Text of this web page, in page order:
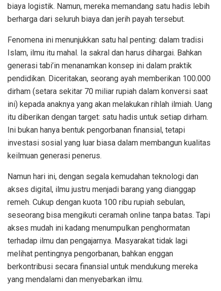
biaya logistik. Namun, mereka memandang satu hadis lebih
berharga dari seluruh biaya dan jerih payah tersebut.
Fenomena ini menunjukkan satu hal penting: dalam tradisi
Islam, ilmu itu mahal. Ia sakral dan harus dihargai. Bahkan
generasi tabi’in menanamkan konsep ini dalam praktik
pendidikan. Diceritakan, seorang ayah memberikan 100.000
dirham (setara sekitar 70 miliar rupiah dalam konversi saat
ini) kepada anaknya yang akan melakukan rihlah ilmiah. Uang
itu diberikan dengan target: satu hadis untuk setiap dirham.
Ini bukan hanya bentuk pengorbanan finansial, tetapi
investasi sosial yang luar biasa dalam membangun kualitas
keilmuan generasi penerus.
Namun hari ini, dengan segala kemudahan teknologi dan
akses digital, ilmu justru menjadi barang yang dianggap
remeh. Cukup dengan kuota 100 ribu rupiah sebulan,
seseorang bisa mengikuti ceramah online tanpa batas. Tapi
akses mudah ini kadang menumpulkan penghormatan
terhadap ilmu dan pengajarnya. Masyarakat tidak lagi
melihat pentingnya pengorbanan, bahkan enggan
berkontribusi secara finansial untuk mendukung mereka
yang mendalami dan menyebarkan ilmu.